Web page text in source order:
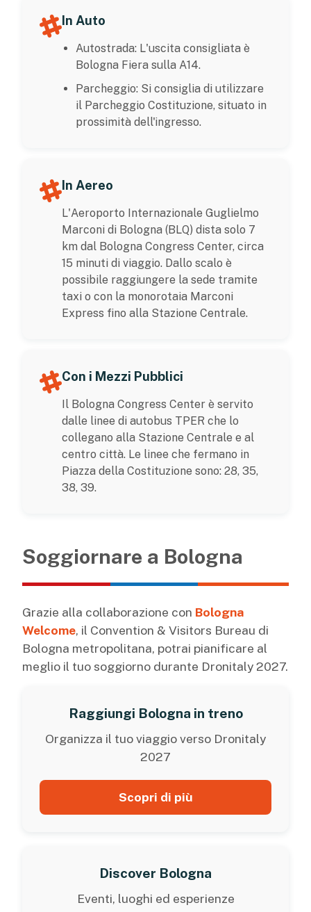
In Auto
Autostrada: L'uscita consigliata è
Bologna Fiera sulla A14.
Parcheggio: Si consiglia di utilizzare
il Parcheggio Costituzione, situato in
prossimità dell'ingresso.
In Aereo
L'Aeroporto Internazionale Guglielmo
Marconi di Bologna (BLQ) dista solo 7
km dal Bologna Congress Center, circa
15 minuti di viaggio. Dallo scalo è
possibile raggiungere la sede tramite
taxi o con la monorotaia Marconi
Express fino alla Stazione Centrale.
Con i Mezzi Pubblici
Il Bologna Congress Center è servito
dalle linee di autobus TPER che lo
collegano alla Stazione Centrale e al
centro città. Le linee che fermano in
Piazza della Costituzione sono: 28, 35,
38, 39.
Soggiornare a Bologna
Grazie alla collaborazione con Bologna
Welcome, il Convention & Visitors Bureau di
Bologna metropolitana, potrai pianificare al
meglio il tuo soggiorno durante Dronitaly 2027.
Raggiungi Bologna in treno
Organizza il tuo viaggio verso Dronitaly
2027
Scopri di più
Discover Bologna
Eventi, luoghi ed esperienze